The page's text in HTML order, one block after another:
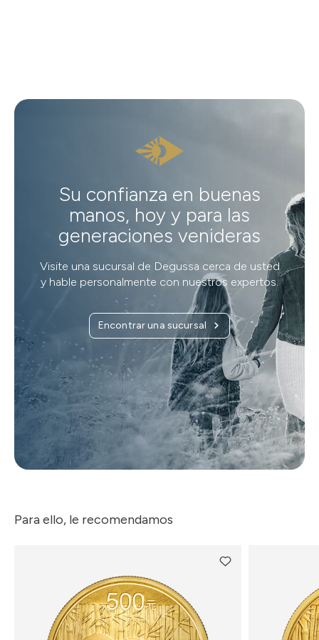
Su confianza en buenas
manos, hoy y para las
generaciones venideras
Visite una sucursal de Degussa cerca de usted
y hable personalmente con nuestros expertos.
Encontrar una sucursal
Para ello, le recomendamos